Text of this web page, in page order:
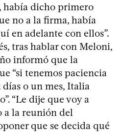
había dicho primero
no a la firma, había
en adelante con ellos”.
tras hablar con Meloni,
informó que la
“si tenemos paciencia
días o un mes, Italia
“Le dije que voy a
a la reunión del
que se decida qué